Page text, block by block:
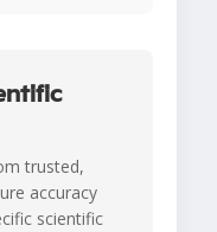
trusted,
accuracy
scientific